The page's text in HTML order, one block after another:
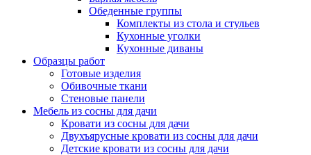
Обеденные группы
Комплекты из стола и стульев
Кухонные уголки
Кухонные диваны
Образцы работ
Готовые изделия
Обивочные ткани
Стеновые панели
Мебель из сосны для дачи
Кровати из сосны для дачи
Двухъярусные кровати из сосны для дачи
Детские кровати из сосны для дачи